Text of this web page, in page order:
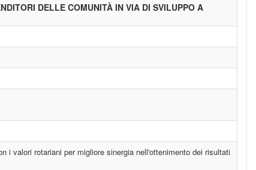
DELLE COMUNITÀ IN VIA DI SVILUPPO A
i valori rotariani per migliore sinergia nell'ottenimento dei risultati